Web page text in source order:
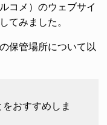
コメ）のウェブサイ
てみました。
保管場所について以
おすすめしま